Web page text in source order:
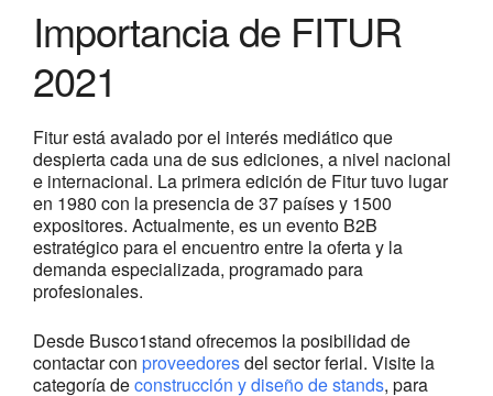
Importancia de FITUR
2021
Fitur está avalado por el interés mediático que
despierta cada una de sus ediciones, a nivel nacional
e internacional. La primera edición de Fitur tuvo lugar
en 1980 con la presencia de 37 países y 1500
expositores. Actualmente, es un evento B2B
estratégico para el encuentro entre la oferta y la
demanda especializada, programado para
profesionales.
Desde Busco1stand ofrecemos la posibilidad de
contactar con proveedoresdel sector ferial. Visite la
categoría deconstrucción y diseño de stands, para